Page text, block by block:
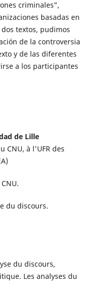
criminales”,
basadas en
textos, pudimos
de la controversia
y de las diferentes
a los participantes
de Lille
CNU, à l'UFR des
du discours.
du discours,
Les analyses du